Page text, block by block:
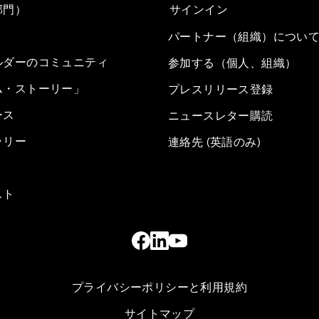
）
ーのコミュニティ
ストーリー」
リー
サインイン
パートナー（組織）につい
参加する（個人、組織）
プレスリリース登録
ニュースレター購読
連絡先 (英語のみ)
プライバシーポリシーと利用規約
サイトマップ